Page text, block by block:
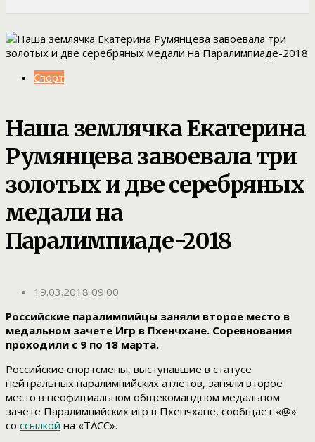
Спорт
Наша землячка Екатерина
Румянцева завоевала три
золотых и две серебряных
медали на
Паралимпиаде-2018
19.03.2018 09:00
Российские паралимпийцы заняли второе место в
медальном зачете Игр в Пхенчхане. Соревнования
проходили с 9 по 18 марта.
Российские спортсмены, выступавшие в статусе
нейтральных паралимпийских атлетов, заняли второе
место в неофициальном общекомандном медальном
зачете Паралимпийских игр в Пхенчхане, сообщает «@»
со ссылкой на «ТАСС».